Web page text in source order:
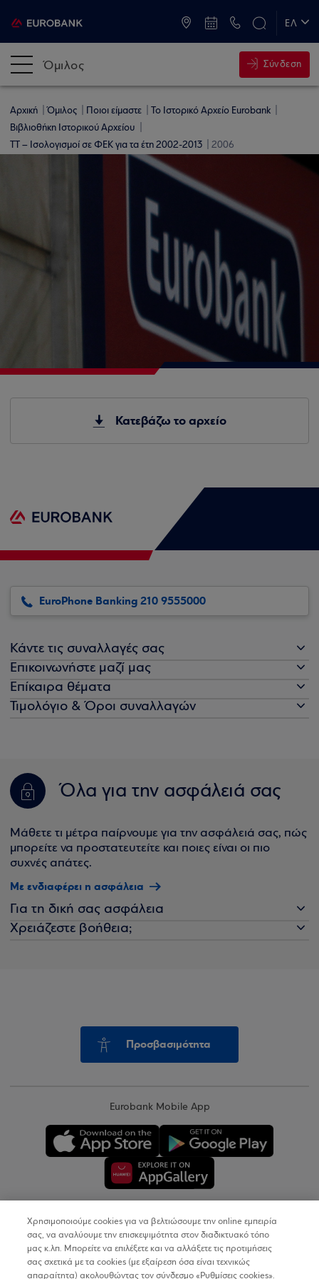
ΕΛ
Όμιλος Σύνδεση
Αρχική Όμιλος Ποιοι είμαστε
Το Ιστορικό Αρχείο Eurobank
Βιβλιοθήκη Ιστορικού Αρχείου
ΤΤ – Ισολογισμοί σε ΦΕΚ για τα έτη 2002-2013
2006
Κατεβάζω το αρχείο
EuroPhone Banking 210 9555000
Κάντε τις συναλλαγές σας
Επικοινωνήστε μαζί μας
Επίκαιρα θέματα
Τιμολόγιο & Όροι συναλλαγών
Όλα για την ασφάλειά σας
Μάθετε τι μέτρα παίρνουμε για την ασφάλειά σας, πώς
μπορείτε να προστατευτείτε και ποιες είναι οι πιο
συχνές απάτες.
Με ενδιαφέρει η ασφάλεια
Για τη δική σας ασφάλεια
Χρειάζεστε βοήθεια;
Προσβασιμότητα
Eurobank Mobile App
Copyright © 2026
Όροι Χρήσης
Χρησιμοποιούμε cookies για να βελτιώσουμε την online εμπειρία
σας, να αναλύουμε την επισκεψιμότητα στον διαδικτυακό τόπο
μας κ.λπ. Μπορείτε να επιλέξετε και να αλλάξετε τις προτιμήσεις
σας σχετικά με τα cookies (με εξαίρεση όσα είναι τεχνικώς
απαραίτητα) ακολουθώντας τον σύνδεσμο «Ρυθμίσεις cookies».